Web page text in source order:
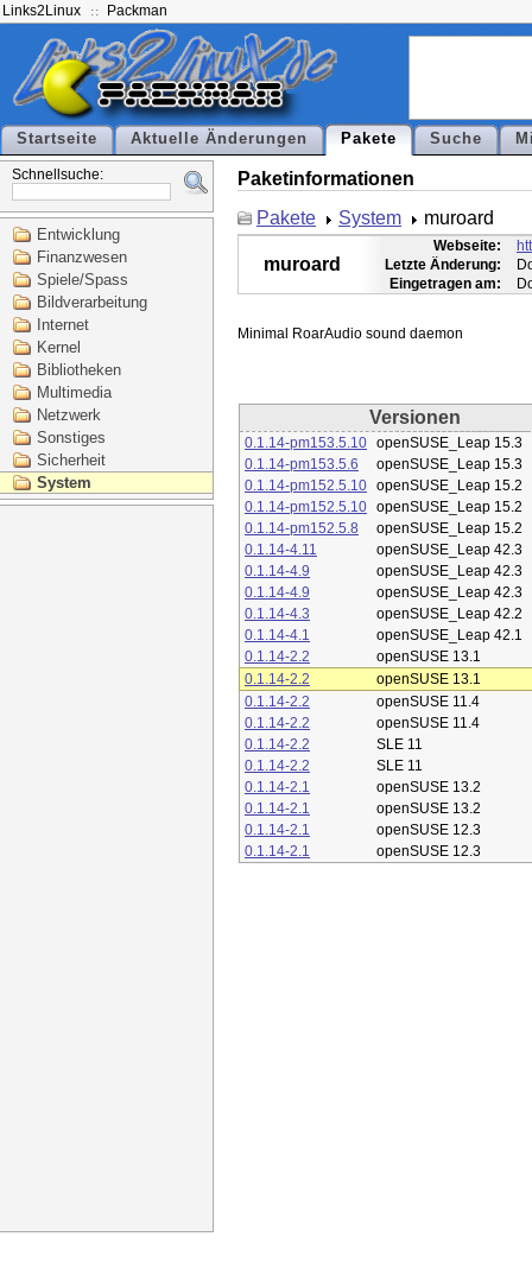
Links2Linux Packman
Startseite Aktuelle Änderungen Pakete Suche
Schnellsuche:
Entwicklung
Finanzwesen
Spiele/Spass
Bildverarbeitung
Internet
Kernel
Bibliotheken
Multimedia
Netzwerk
Sonstiges
Sicherheit
System
Paketinformationen
Pakete
System muroard
muroard
Webseite:
Letzte Änderung:
Eingetragen am:
Versionen
0.1.14-pm153.5.10 openSUSE_Leap 15.3
0.1.14-pm153.5.6
openSUSE_Leap 15.3
0.1.14-pm152.5.10 openSUSE_Leap 15.2
0.1.14-pm152.5.10 openSUSE_Leap 15.2
0.1.14-pm152.5.8
openSUSE_Leap 15.2
0.1.14-4.11
openSUSE_Leap 42.3
0.1.14-4.9
openSUSE_Leap 42.3
0.1.14-4.9
openSUSE_Leap 42.3
0.1.14-4.3
openSUSE_Leap 42.2
0.1.14-4.1
openSUSE_Leap 42.1
0.1.14-2.2
openSUSE 13.1
0.1.14-2.2
openSUSE 13.1
0.1.14-2.2
openSUSE 11.4
0.1.14-2.2
openSUSE 11.4
0.1.14-2.2
SLE 11
0.1.14-2.2
SLE 11
0.1.14-2.1
openSUSE 13.2
0.1.14-2.1
openSUSE 13.2
0.1.14-2.1
openSUSE 12.3
0.1.14-2.1
openSUSE 12.3